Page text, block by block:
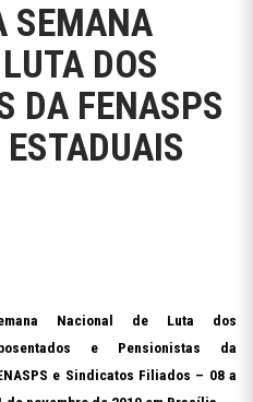
SEMANA
DOS
DA FENASPS
Nacional de Luta dos
e Pensionistas da
e Sindicatos Filiados – 08 a